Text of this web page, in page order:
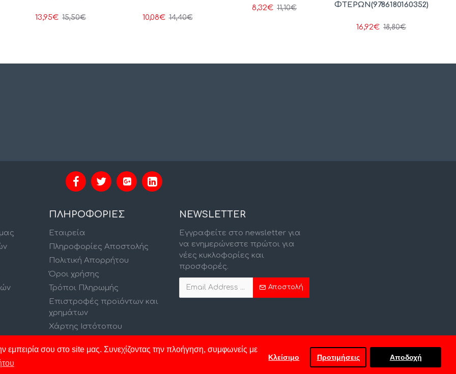
εμπειρία σου στο site μας. Συνεχίζοντας την πλοήγηση, συμφωνείς με
Κλείσιμο Προτιμήσεις Αποδοχή
13,95€ 15,50€ 10,08€ 14,40€
8,32€ 11,10€
ΦΤΕΡΩΝ(9786180160352)
16,92€ 18,80€
ΠΛΗΡΟΦΟΡΙΕΣ
Εταιρεία
Πληροφορίες Αποστολής
Πολιτική Απορρήτου
Όροι χρήσης
Τρόποι Πληρωμής
Επιστροφές προϊόντων και
χρημάτων
Χάρτης Ιστότοπου
NEWSLETTER
Εγγραφείτε στο newsletter για
να ενημερώνεστε πρώτοι για
νέες κυκλοφορίες και
προσφορές.
Αποστολή